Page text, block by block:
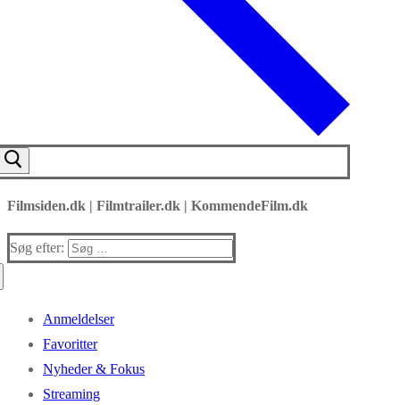
Filmsiden.dk | Filmtrailer.dk | KommendeFilm.dk
Søg efter:
Anmeldelser
Favoritter
Nyheder & Fokus
Streaming